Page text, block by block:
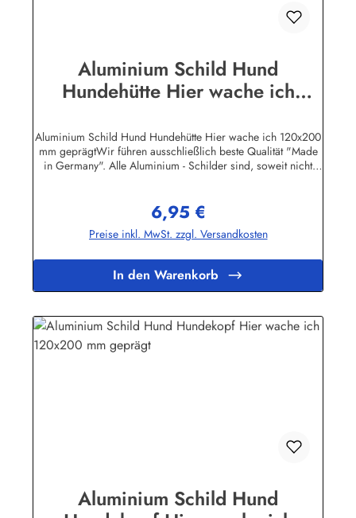
Aluminium Schild Hund
Hundehütte Hier wache ich
Aluminium Schild Hund Hundehütte Hier wache ich 120x200
mm geprägtWir führen ausschließlich beste Qualität "Made
in Germany". Alle Aluminium - Schilder sind, soweit nicht
Schilder- und Etikettenfabrik GmbH & Co. KGNeuer Weg 12
– 1642111 Wuppertalinfo@schilder-klar.de
Regulärer Preis:
6,95 €
Preise inkl. MwSt. zzgl. Versandkosten
In den Warenkorb
Aluminium Schild Hund